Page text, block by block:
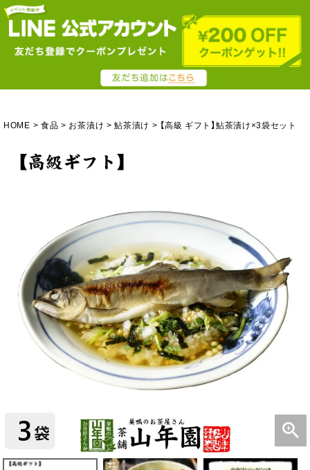
HOME 食品 お茶漬け 鮎茶漬け 【高級 ギフト】鮎茶漬け×3袋セット